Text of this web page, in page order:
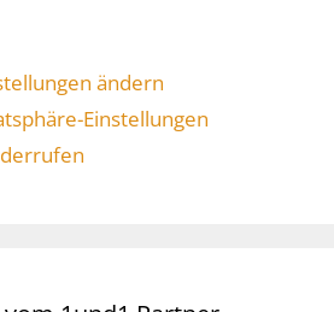
ändern
Einstellungen